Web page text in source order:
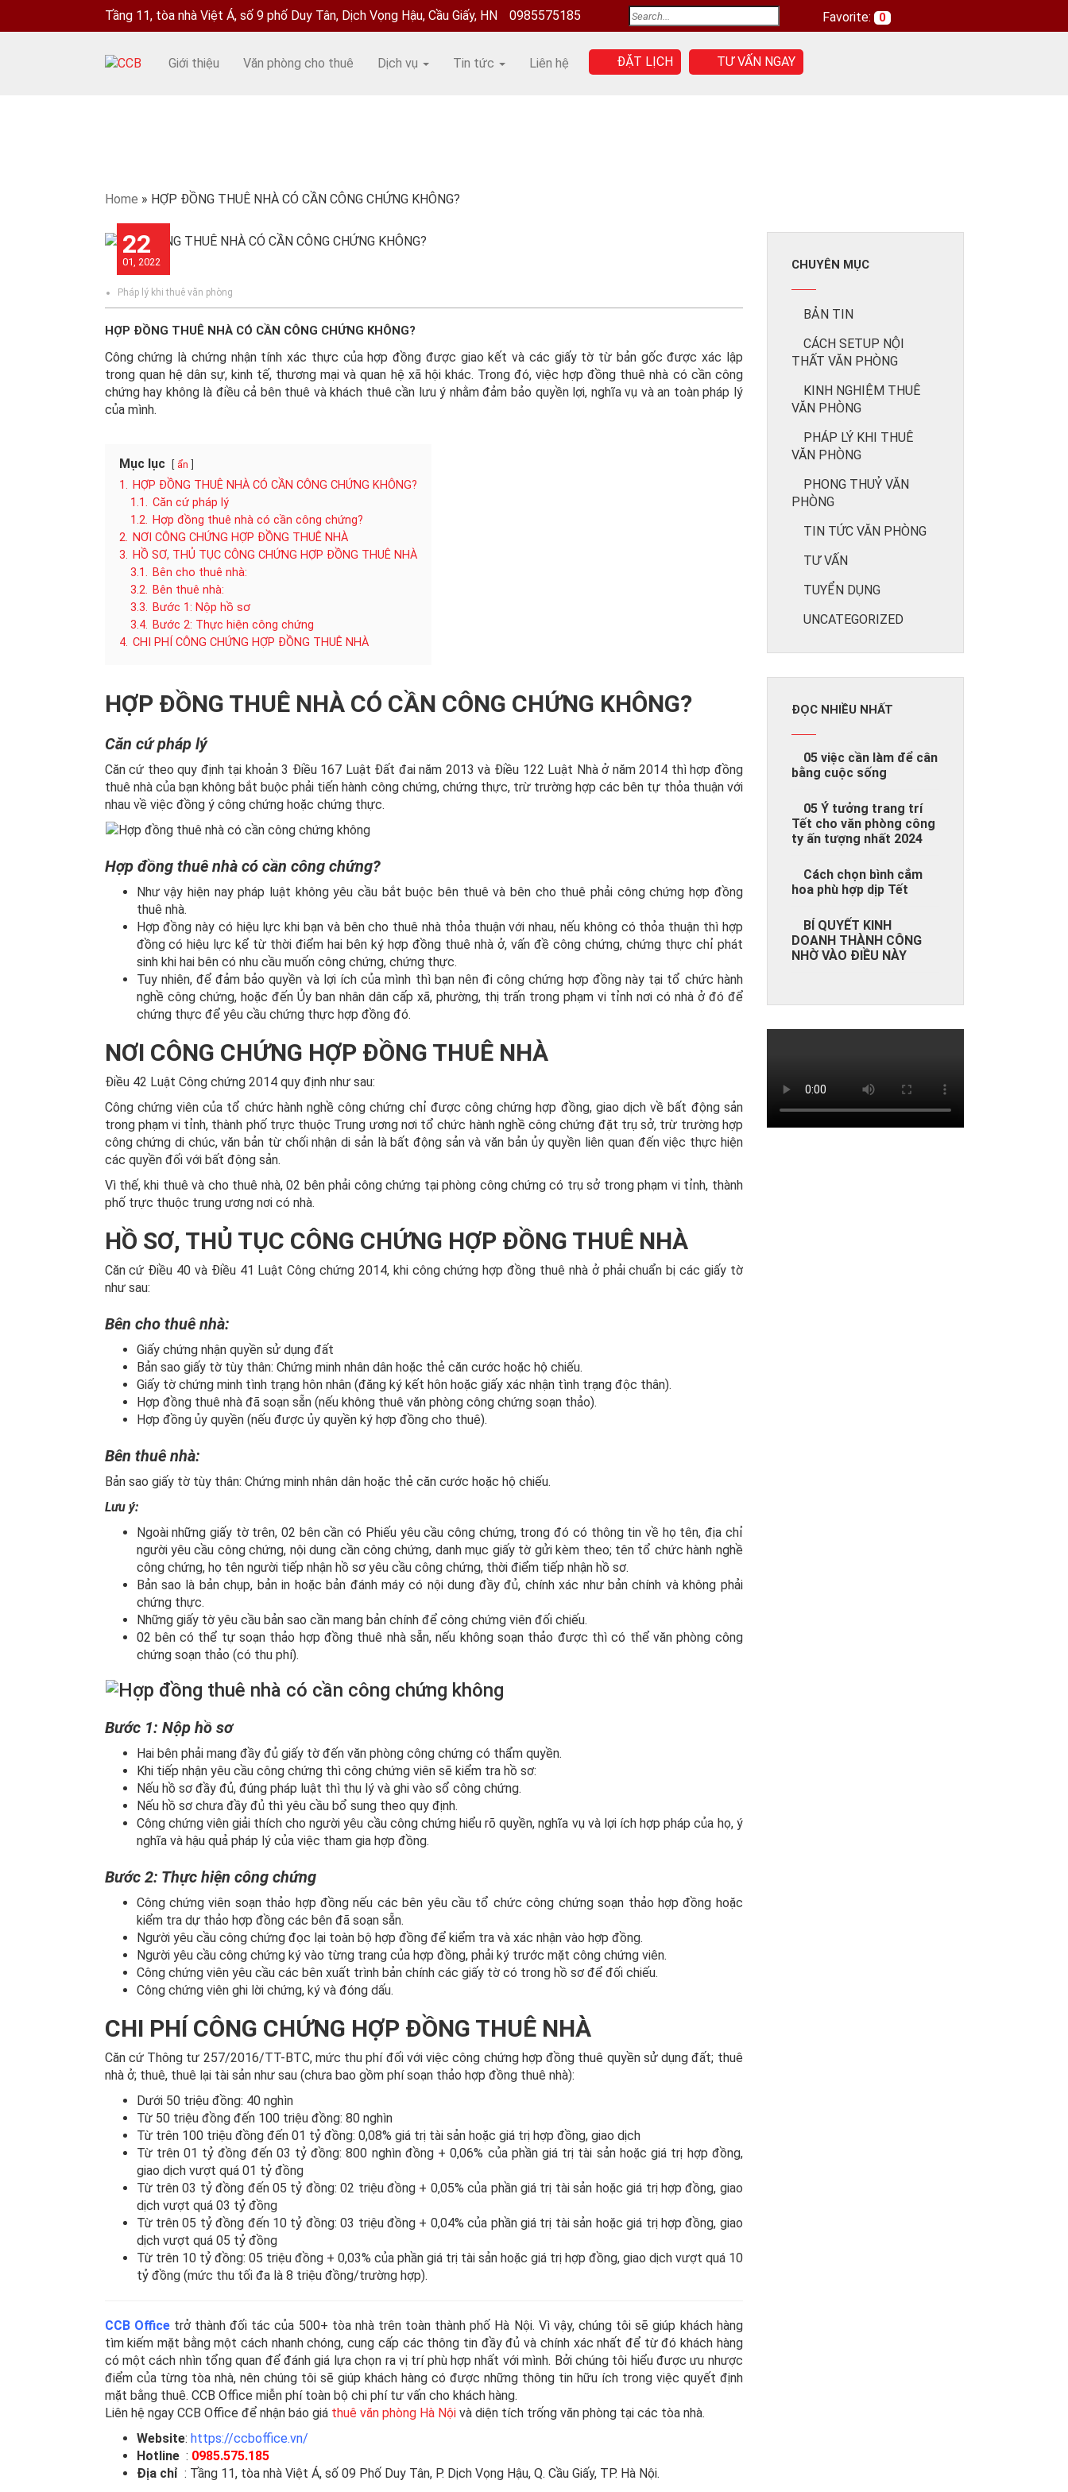
Tầng 11, tòa nhà Việt Á, số 9 phố Duy Tân, Dịch Vọng Hậu, Cầu Giấy, HN 0985575185 Favorite: 0
Giới thiệu Văn phòng cho thuê Dịch vụ Tin tức Liên hệ ĐẶT LỊCH TƯ VẤN NGAY
Home » HỢP ĐỒNG THUÊ NHÀ CÓ CẦN CÔNG CHỨNG KHÔNG?
22
01, 2022
Pháp lý khi thuê văn phòng
HỢP ĐỒNG THUÊ NHÀ CÓ CẦN CÔNG CHỨNG KHÔNG?
Công chứng là chứng nhận tính xác thực của hợp đồng được giao kết và các giấy tờ từ bản gốc được xác lập
trong quan hệ dân sự, kinh tế, thương mại và quan hệ xã hội khác. Trong đó, việc hợp đồng thuê nhà có cần công
chứng hay không là điều cả bên thuê và khách thuê cần lưu ý nhằm đảm bảo quyền lợi, nghĩa vụ và an toàn pháp lý
của mình.
Mục lục ẩn
1. HỢP ĐỒNG THUÊ NHÀ CÓ CẦN CÔNG CHỨNG KHÔNG?
1.1. Căn cứ pháp lý
1.2. Hợp đồng thuê nhà có cần công chứng?
2. NƠI CÔNG CHỨNG HỢP ĐỒNG THUÊ NHÀ
3. HỒ SƠ, THỦ TỤC CÔNG CHỨNG HỢP ĐỒNG THUÊ NHÀ
3.1. Bên cho thuê nhà:
3.2. Bên thuê nhà:
3.3. Bước 1: Nộp hồ sơ
3.4. Bước 2: Thực hiện công chứng
4. CHI PHÍ CÔNG CHỨNG HỢP ĐỒNG THUÊ NHÀ
HỢP ĐỒNG THUÊ NHÀ CÓ CẦN CÔNG CHỨNG KHÔNG?
Căn cứ pháp lý
Căn cứ theo quy định tại khoản 3 Điều 167 Luật Đất đai năm 2013 và Điều 122 Luật Nhà ở năm 2014 thì hợp đồng
thuê nhà của bạn không bắt buộc phải tiến hành công chứng, chứng thực, trừ trường hợp các bên tự thỏa thuận với
nhau về việc đồng ý công chứng hoặc chứng thực.
Hợp đồng thuê nhà có cần công chứng?
Như vậy hiện nay pháp luật không yêu cầu bắt buộc bên thuê và bên cho thuê phải công chứng hợp đồng
thuê nhà.
Hợp đồng này có hiệu lực khi bạn và bên cho thuê nhà thỏa thuận với nhau, nếu không có thỏa thuận thì hợp
đồng có hiệu lực kể từ thời điểm hai bên ký hợp đồng thuê nhà ở, vấn đề công chứng, chứng thực chỉ phát
sinh khi hai bên có nhu cầu muốn công chứng, chứng thực.
Tuy nhiên, để đảm bảo quyền và lợi ích của mình thì bạn nên đi công chứng hợp đồng này tại tổ chức hành
nghề công chứng, hoặc đến Ủy ban nhân dân cấp xã, phường, thị trấn trong phạm vi tỉnh nơi có nhà ở đó để
chứng thực để yêu cầu chứng thực hợp đồng đó.
NƠI CÔNG CHỨNG HỢP ĐỒNG THUÊ NHÀ
Điều 42 Luật Công chứng 2014 quy định như sau:
Công chứng viên của tổ chức hành nghề công chứng chỉ được công chứng hợp đồng, giao dịch về bất động sản
trong phạm vi tỉnh, thành phố trực thuộc Trung ương nơi tổ chức hành nghề công chứng đặt trụ sở, trừ trường hợp
công chứng di chúc, văn bản từ chối nhận di sản là bất động sản và văn bản ủy quyền liên quan đến việc thực hiện
các quyền đối với bất động sản.
Vì thế, khi thuê và cho thuê nhà, 02 bên phải công chứng tại phòng công chứng có trụ sở trong phạm vi tỉnh, thành
phố trực thuộc trung ương nơi có nhà.
HỒ SƠ, THỦ TỤC CÔNG CHỨNG HỢP ĐỒNG THUÊ NHÀ
Căn cứ Điều 40 và Điều 41 Luật Công chứng 2014, khi công chứng hợp đồng thuê nhà ở phải chuẩn bị các giấy tờ
như sau:
Bên cho thuê nhà:
Giấy chứng nhận quyền sử dụng đất
Bản sao giấy tờ tùy thân: Chứng minh nhân dân hoặc thẻ căn cước hoặc hộ chiếu.
Giấy tờ chứng minh tình trạng hôn nhân (đăng ký kết hôn hoặc giấy xác nhận tình trạng độc thân).
Hợp đồng thuê nhà đã soạn sẵn (nếu không thuê văn phòng công chứng soạn thảo).
Hợp đồng ủy quyền (nếu được ủy quyền ký hợp đồng cho thuê).
Bên thuê nhà:
Bản sao giấy tờ tùy thân: Chứng minh nhân dân hoặc thẻ căn cước hoặc hộ chiếu.
Lưu ý:
Ngoài những giấy tờ trên, 02 bên cần có Phiếu yêu cầu công chứng, trong đó có thông tin về họ tên, địa chỉ
người yêu cầu công chứng, nội dung cần công chứng, danh mục giấy tờ gửi kèm theo; tên tổ chức hành nghề
công chứng, họ tên người tiếp nhận hồ sơ yêu cầu công chứng, thời điểm tiếp nhận hồ sơ.
Bản sao là bản chụp, bản in hoặc bản đánh máy có nội dung đầy đủ, chính xác như bản chính và không phải
chứng thực.
Những giấy tờ yêu cầu bản sao cần mang bản chính để công chứng viên đối chiếu.
02 bên có thể tự soạn thảo hợp đồng thuê nhà sẵn, nếu không soạn thảo được thì có thể văn phòng công
chứng soạn thảo (có thu phí).
Bước 1: Nộp hồ sơ
Hai bên phải mang đầy đủ giấy tờ đến văn phòng công chứng có thẩm quyền.
Khi tiếp nhận yêu cầu công chứng thì công chứng viên sẽ kiểm tra hồ sơ:
Nếu hồ sơ đầy đủ, đúng pháp luật thì thụ lý và ghi vào sổ công chứng.
Nếu hồ sơ chưa đầy đủ thì yêu cầu bổ sung theo quy định.
Công chứng viên giải thích cho người yêu cầu công chứng hiểu rõ quyền, nghĩa vụ và lợi ích hợp pháp của họ, ý
nghĩa và hậu quả pháp lý của việc tham gia hợp đồng.
Bước 2: Thực hiện công chứng
Công chứng viên soạn thảo hợp đồng nếu các bên yêu cầu tổ chức công chứng soạn thảo hợp đồng hoặc
kiểm tra dự thảo hợp đồng các bên đã soạn sẵn.
Người yêu cầu công chứng đọc lại toàn bộ hợp đồng để kiểm tra và xác nhận vào hợp đồng.
Người yêu cầu công chứng ký vào từng trang của hợp đồng, phải ký trước mặt công chứng viên.
Công chứng viên yêu cầu các bên xuất trình bản chính các giấy tờ có trong hồ sơ để đối chiếu.
Công chứng viên ghi lời chứng, ký và đóng dấu.
CHI PHÍ CÔNG CHỨNG HỢP ĐỒNG THUÊ NHÀ
Căn cứ Thông tư 257/2016/TT-BTC, mức thu phí đối với việc công chứng hợp đồng thuê quyền sử dụng đất; thuê
nhà ở; thuê, thuê lại tài sản như sau (chưa bao gồm phí soạn thảo hợp đồng thuê nhà):
Dưới 50 triệu đồng: 40 nghìn
Từ 50 triệu đồng đến 100 triệu đồng: 80 nghìn
Từ trên 100 triệu đồng đến 01 tỷ đồng: 0,08% giá trị tài sản hoặc giá trị hợp đồng, giao dịch
Từ trên 01 tỷ đồng đến 03 tỷ đồng: 800 nghìn đồng + 0,06% của phần giá trị tài sản hoặc giá trị hợp đồng,
giao dịch vượt quá 01 tỷ đồng
Từ trên 03 tỷ đồng đến 05 tỷ đồng: 02 triệu đồng + 0,05% của phần giá trị tài sản hoặc giá trị hợp đồng, giao
dịch vượt quá 03 tỷ đồng
Từ trên 05 tỷ đồng đến 10 tỷ đồng: 03 triệu đồng + 0,04% của phần giá trị tài sản hoặc giá trị hợp đồng, giao
dịch vượt quá 05 tỷ đồng
Từ trên 10 tỷ đồng: 05 triệu đồng + 0,03% của phần giá trị tài sản hoặc giá trị hợp đồng, giao dịch vượt quá 10
tỷ đồng (mức thu tối đa là 8 triệu đồng/trường hợp).
CCB Officetrở thành đối tác của 500+ tòa nhà trên toàn thành phố Hà Nội. Vì vậy, chúng tôi sẽ giúp khách hàng
tìm kiếm mặt bằng một cách nhanh chóng, cung cấp các thông tin đầy đủ và chính xác nhất để từ đó khách hàng
có một cách nhìn tổng quan để đánh giá lựa chọn ra vị trí phù hợp nhất với mình. Bởi chúng tôi hiểu được ưu nhược
điểm của từng tòa nhà, nên chúng tôi sẽ giúp khách hàng có được những thông tin hữu ích trong việc quyết định
mặt bằng thuê. CCB Office miễn phí toàn bộ chi phí tư vấn cho khách hàng.
Liên hệ ngay CCB Office để nhận báo giá thuê văn phòng Hà Nộivà diện tích trống văn phòng tại các tòa nhà.
Website: https://ccboffice.vn/
Hotline: 0985.575.185
Địa chỉ : Tầng 11, tòa nhà Việt Á, số 09 Phố Duy Tân, P. Dịch Vọng Hậu, Q. Cầu Giấy, TP. Hà Nội.
CHUYÊN MỤC
BẢN TIN
CÁCH SETUP NỘI
THẤT VĂN PHÒNG
KINH NGHIỆM THUÊ
VĂN PHÒNG
PHÁP LÝ KHI THUÊ
VĂN PHÒNG
PHONG THUỶ VĂN
PHÒNG
TIN TỨC VĂN PHÒNG
TƯ VẤN
TUYỂN DỤNG
UNCATEGORIZED
ĐỌC NHIỀU NHẤT
05 việc cần làm để cân
bằng cuộc sống
05 Ý tưởng trang trí
Tết cho văn phòng công
ty ấn tượng nhất 2024
Cách chọn bình cắm
hoa phù hợp dịp Tết
BÍ QUYẾT KINH
DOANH THÀNH CÔNG
NHỜ VÀO ĐIỀU NÀY